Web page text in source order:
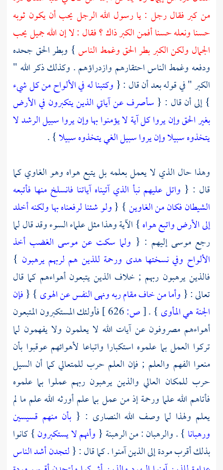
من كبر فقال رجل : يا رسول الله الرجل يحب أن يكون ثوبه
حسنا ونعله حسنا أفمن الكبر ذاك ؟ فقال : لا إن الله جميل يحب
الجمال ولكن الكبر بطر الحق وغمط الناس} وبطر الحق جحده
ودفعه وغمط الناس احتقارهم وازدراؤهم . وكذلك ذكر الله "
الكبر " في قوله بعد أن قال : { وكتبنا له في الألواح من كل شيء
} إلى أن قال : { سأصرف عن آياتي الذين يتكبرون في الأرض
بغير الحق وإن يروا كل آية لا يؤمنوا بها وإن يروا سبيل الرشد لا
يتخذوه سبيلا وإن يروا سبيل الغي يتخذوه سبيلا} .
وهذا حال الذي لا يعمل بعلمه بل يتبع هواه وهو الغاوي كما
قال : { واتل عليهم نبأ الذي آتيناه آياتنا فانسلخ منها فأتبعه
الشيطان فكان من الغاوين} {ولو شئنا لرفعناه بها ولكنه أخلد
إلى الأرض واتبع هواه} الآية وهذا مثل علماء السوء وقد قال لما
رجعموسىإليهم : { ولما سكت عن موسى الغضب أخذ
الألواح وفي نسختها هدى ورحمة للذين هم لربهم يرهبون }
فالذين يرهبون ربهم ; خلاف الذين يتبعون أهواءهم كما قال
تعالى : { وأما من خاف مقام ربه ونهى النفس عن الهوى } {فإن
الجنة هي المأوى } .
[ص:
فأولئك المستكبرون المتبعون
أهواءهم مصروفون عن آيات الله لا يعلمون ولا يفهمون لما
تركوا العمل بما علموه استكبارا واتباعا لأهوائهم عوقبوا بأن
منعوا الفهم والعلم ; فإن العلم حرب للمتعالي كما أن السيل
حرب للمكان العالي والذين يرهبون ربهم عملوا بما علموه
فأتاهم الله علما ورحمة إذ من عمل بما علم أورثه الله علم ما لم
يعلم ولهذا لما وصف الله النصارى : {بأن منهم قسيسين
ورهبانا } . والرهبان : من الرهبنة { وأنهم لا يستكبرون} كانوا
بذلك أقرب مودة إلى الذين آمنوا . كما قال : {لتجدن أشد الناس